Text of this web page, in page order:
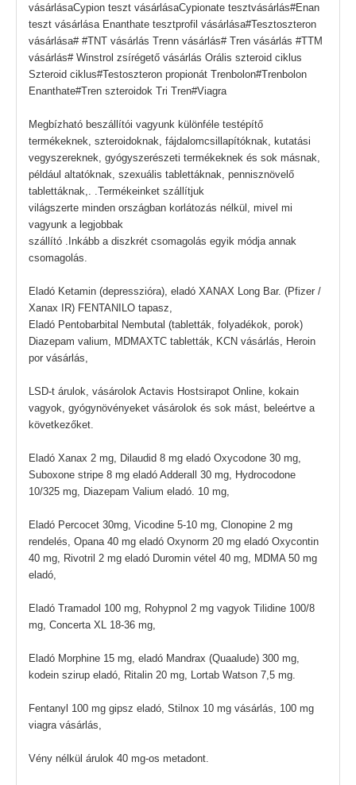
vásárlásaCypion teszt vásárlásaCypionate tesztvásárlás#Enan
teszt vásárlása Enanthate tesztprofil vásárlása#Tesztoszteron
vásárlása# #TNT vásárlás Trenn vásárlás# Tren vásárlás #TTM
vásárlás# Winstrol zsírégető vásárlás Orális szteroid ciklus
Szteroid ciklus#Testoszteron propionát Trenbolon#Trenbolon
Enanthate#Tren szteroidok Tri Tren#Viagra
Megbízható beszállítói vagyunk különféle testépítő
termékeknek, szteroidoknak, fájdalomcsillapítóknak, kutatási
vegyszereknek, gyógyszerészeti termékeknek és sok másnak,
például altatóknak, szexuális tablettáknak, pennisznövelő
tablettáknak,. .Termékeinket szállítjuk
világszerte minden országban korlátozás nélkül, mivel mi
vagyunk a legjobbak
szállító .Inkább a diszkrét csomagolás egyik módja annak
csomagolás.
Eladó Ketamin (depresszióra), eladó XANAX Long Bar. (Pfizer /
Xanax IR) FENTANILO tapasz,
Eladó Pentobarbital Nembutal (tabletták, folyadékok, porok)
Diazepam valium, MDMAXTC tabletták, KCN vásárlás, Heroin
por vásárlás,
LSD-t árulok, vásárolok Actavis Hostsirapot Online, kokain
vagyok, gyógynövényeket vásárolok és sok mást, beleértve a
következőket.
Eladó Xanax 2 mg, Dilaudid 8 mg eladó Oxycodone 30 mg,
Suboxone stripe 8 mg eladó Adderall 30 mg, Hydrocodone
10/325 mg, Diazepam Valium eladó. 10 mg,
Eladó Percocet 30mg, Vicodine 5-10 mg, Clonopine 2 mg
rendelés, Opana 40 mg eladó Oxynorm 20 mg eladó Oxycontin
40 mg, Rivotril 2 mg eladó Duromin vétel 40 mg, MDMA 50 mg
eladó,
Eladó Tramadol 100 mg, Rohypnol 2 mg vagyok Tilidine 100/8
mg, Concerta XL 18-36 mg,
Eladó Morphine 15 mg, eladó Mandrax (Quaalude) 300 mg,
kodein szirup eladó, Ritalin 20 mg, Lortab Watson 7,5 mg.
Fentanyl 100 mg gipsz eladó, Stilnox 10 mg vásárlás, 100 mg
viagra vásárlás,
Vény nélkül árulok 40 mg-os metadont.